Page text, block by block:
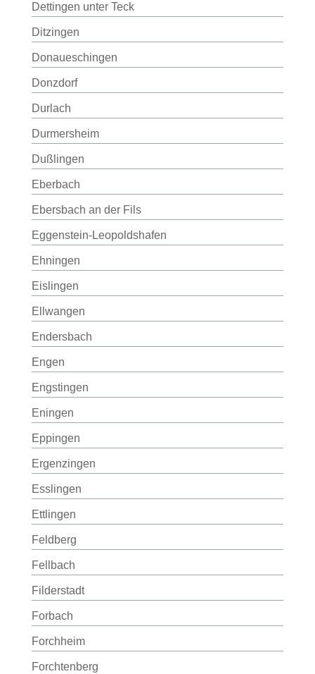
Dettingen unter Teck
Ditzingen
Donaueschingen
Donzdorf
Durlach
Durmersheim
Dußlingen
Eberbach
Ebersbach an der Fils
Eggenstein-Leopoldshafen
Ehningen
Eislingen
Ellwangen
Endersbach
Engen
Engstingen
Eningen
Eppingen
Ergenzingen
Esslingen
Ettlingen
Feldberg
Fellbach
Filderstadt
Forbach
Forchheim
Forchtenberg